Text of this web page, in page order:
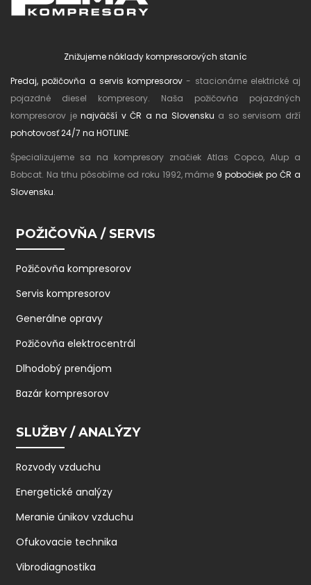
Znižujeme náklady kompresorových staníc
Predaj, požičovňa a servis kompresorov - stacionárne elektrické aj
pojazdné diesel kompresory. Naša požičovňa pojazdných
kompresorov jenajväčší v ČR a na Slovensku a so servisom drží
pohotovosť 24/7 na HOTLINE.
Špecializujeme sa na kompresory značiek Atlas Copco, Alup a
Bobcat. Na trhu pôsobíme od roku 1992, máme 9 pobočiek po ČR a
Slovensku.
POŽIČOVŇA / SERVIS
Požičovňa kompresorov
Servis kompresorov
Generálne opravy
Požičovňa elektrocentrál
Dlhodobý prenájom
Bazár kompresorov
SLUŽBY / ANALÝZY
Rozvody vzduchu
Energetické analýzy
Meranie únikov vzduchu
Ofukovacie technika
Vibrodiagnostika